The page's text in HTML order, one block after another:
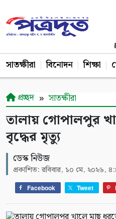
সাতক্ষীরা বিনোদন শিক্ষা
প্রচ্ছদ সাতক্ষীরা
তালায় গোপালপুর
বৃদ্ধের মৃত্যু
ডেস্ক নিউজ
প্রকাশিত: রবিবার, ১০ মে, ২০২৬,
Facebook Tweet